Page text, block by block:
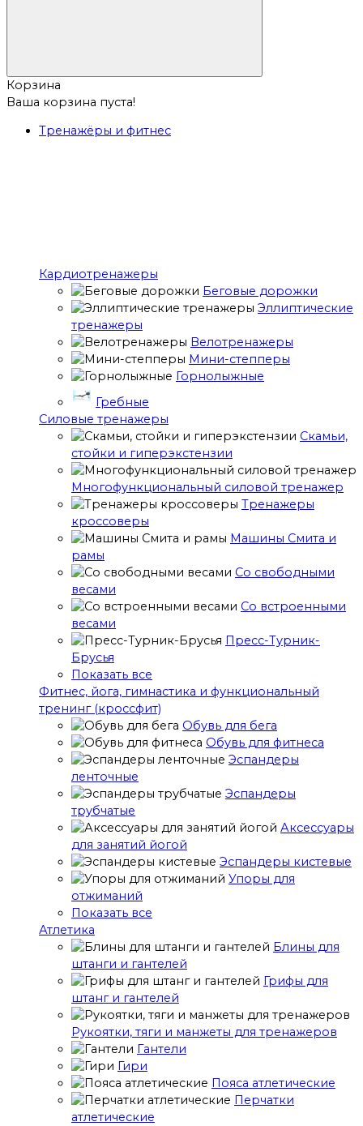
Корзина
Ваша корзина пуста!
Тренажёры и фитнес
Кардиотренажеры
Беговые дорожки
Эллиптические
тренажеры
Велотренажеры
Мини-степперы
Горнолыжные
Гребные
Cиловые тренажеры
Скамьи,
стойки и гиперэкстензии
Многофункциональный силовой тренажер
Тренажеры
кроссоверы
Машины Смита и
рамы
Со свободными
весами
Со встроенными
весами
Пресс-Турник-
Брусья
Показать все
Фитнес, йога, гимнастика и функциональный
тренинг (кроссфит)
Обувь для бега
Обувь для фитнеса
Эспандеры
ленточные
Эспандеры
трубчатые
Аксессуары
для занятий йогой
Эспандеры кистевые
Упоры для
отжиманий
Показать все
Атлетика
Блины для
штанги и гантелей
Грифы для
штанг и гантелей
Рукоятки, тяги и манжеты для тренажеров
Гантели
Гири
Пояса атлетические
Перчатки
атлетические